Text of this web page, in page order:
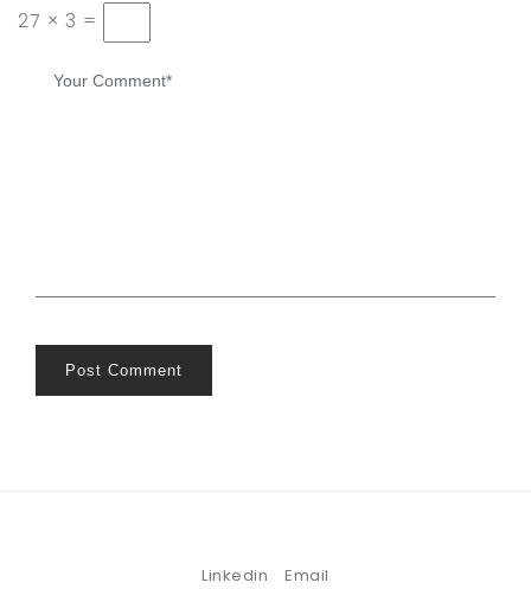
27 × 3 =
Post Comment
Linkedin Email